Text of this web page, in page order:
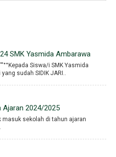
SMK Yasmida Ambarawa
Siswa/i SMK Yasmida
yang sudah SIDIK JARI..
Ajaran 2024/2025
masuk sekolah di tahun ajaran